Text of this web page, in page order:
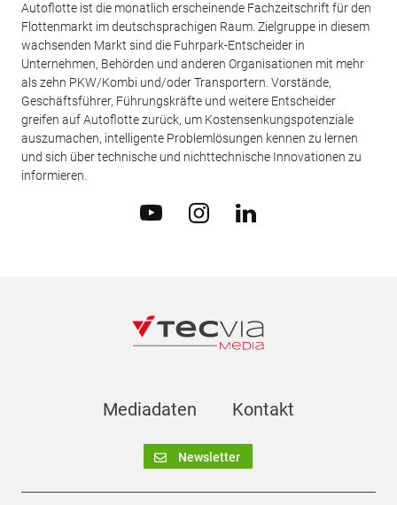
Autoflotte ist die monatlich erscheinende Fachzeitschrift für den
Flottenmarkt im deutschsprachigen Raum. Zielgruppe in diesem
wachsenden Markt sind die Fuhrpark-Entscheider in
Unternehmen, Behörden und anderen Organisationen mit mehr
als zehn PKW/Kombi und/oder Transportern. Vorstände,
Geschäftsführer, Führungskräfte und weitere Entscheider
greifen auf Autoflotte zurück, um Kostensenkungspotenziale
auszumachen, intelligente Problemlösungen kennen zu lernen
und sich über technische und nichttechnische Innovationen zu
informieren.
Mediadaten Kontakt
Newsletter